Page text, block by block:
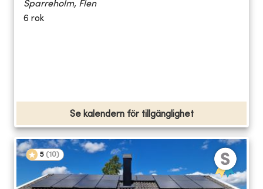
Sparreholm, Flen
6 rok
Se kalendern för tillgänglighet
5 (10)